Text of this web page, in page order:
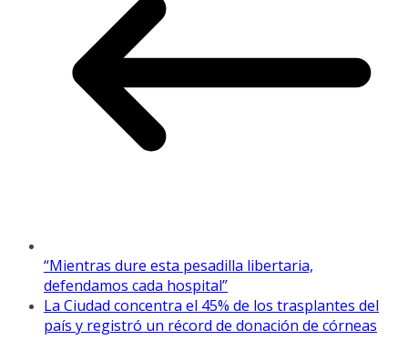
“Mientras dure esta pesadilla libertaria,
defendamos cada hospital”
La Ciudad concentra el 45% de los trasplantes del
país y registró un récord de donación de córneas